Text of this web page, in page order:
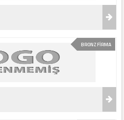
BRONZ FİRMA